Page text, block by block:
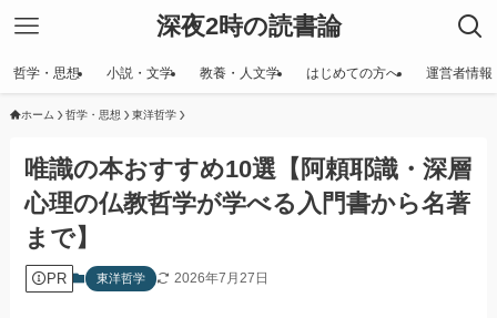
深夜2時の読書論
哲学・思想 小説・文学 教養・人文学 はじめての方へ 運営者情報
ホーム 哲学・思想 東洋哲学
唯識の本おすすめ10選【阿頼耶識・深層
心理の仏教哲学が学べる入門書から名著
まで】
PR 東洋哲学 2026年7月27日